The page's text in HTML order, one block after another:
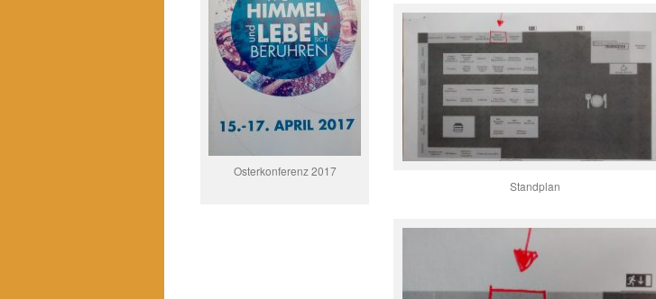
Osterkonferenz 2017
Standplan